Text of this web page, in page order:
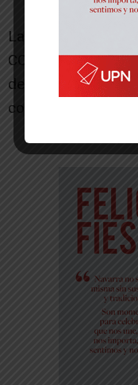
La Asociación
COCEMFE
de entidades que
colaboración con